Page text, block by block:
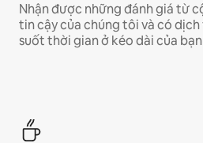
Nhận được những đánh giá từ
tin cậy của chúng tôi và có
suốt thời gian ở kéo dài của